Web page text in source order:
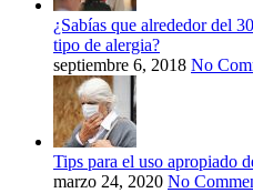
¿Sabías que alrededor del
tipo de alergia?
septiembre 6, 2018 No
Tips para el uso apropiado
marzo 24, 2020 No